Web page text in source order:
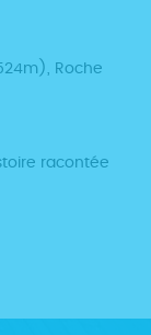
Roche
racontée